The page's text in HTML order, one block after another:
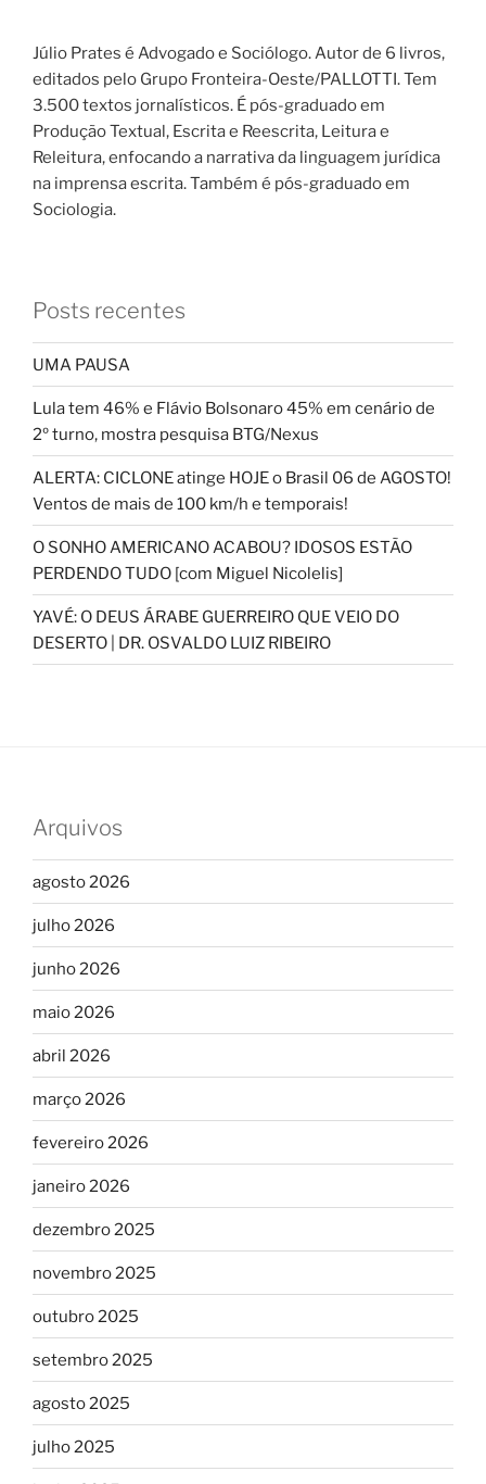
Júlio Prates é Advogado e Sociólogo. Autor de 6 livros,
editados pelo Grupo Fronteira-Oeste/PALLOTTI. Tem
3.500 textos jornalísticos. É pós-graduado em
Produção Textual, Escrita e Reescrita, Leitura e
Releitura, enfocando a narrativa da linguagem jurídica
na imprensa escrita. Também é pós-graduado em
Sociologia.
Posts recentes
UMA PAUSA
Lula tem 46% e Flávio Bolsonaro 45% em cenário de
2º turno, mostra pesquisa BTG/Nexus
ALERTA: CICLONE atinge HOJE o Brasil 06 de AGOSTO!
Ventos de mais de 100 km/h e temporais!
O SONHO AMERICANO ACABOU? IDOSOS ESTÃO
PERDENDO TUDO [com Miguel Nicolelis]
YAVÉ: O DEUS ÁRABE GUERREIRO QUE VEIO DO
DESERTO | DR. OSVALDO LUIZ RIBEIRO
Arquivos
agosto 2026
julho 2026
junho 2026
maio 2026
abril 2026
março 2026
fevereiro 2026
janeiro 2026
dezembro 2025
novembro 2025
outubro 2025
setembro 2025
agosto 2025
julho 2025